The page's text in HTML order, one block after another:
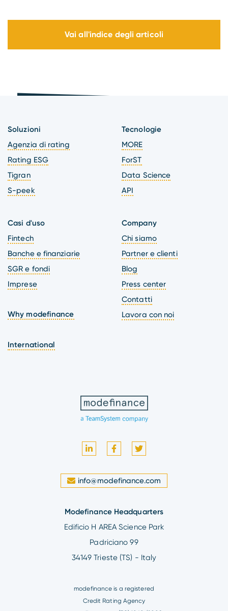
Vai all'indice degli articoli
Soluzioni
Agenzia di rating
Rating ESG
Tigran
S-peek
Tecnologie
MORE
ForST
Data Science
API
Casi d'uso
Fintech
Banche e finanziarie
SGR e fondi
Imprese
Why modefinance
International
Company
Chi siamo
Partner e clienti
Blog
Press center
Contatti
Lavora con noi
info@modefinance.com
Modefinance Headquarters
Edificio H AREA Science Park
Padriciano 99
34149 Trieste (TS) - Italy
modefinance is a registered
Credit Rating Agency